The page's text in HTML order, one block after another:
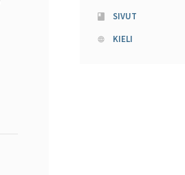
SIVUT
KIELI